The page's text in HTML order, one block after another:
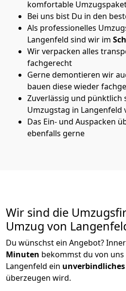
komfortable
Bei uns bist Du in den
Als professionelles
Langenfeld sind wir im
Wir verpacken alles
fachgerecht
Gerne demontieren wir
bauen diese wieder
Zuverlässig und pünktlich
Umzugstag in Langenfeld
Das Ein- und Auspacken
ebenfalls gerne
Wir sind die
Umzug von
Du wünschst ein Angebot?
Minuten bekommst du von
Langenfeld ein
überzeugen wird.